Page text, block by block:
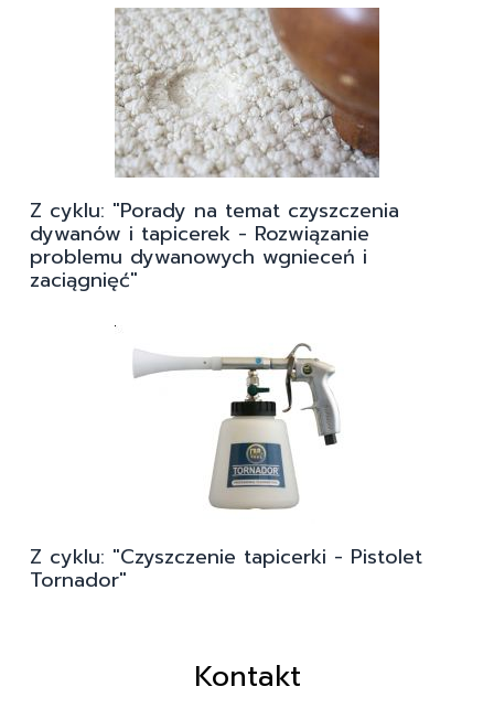
Z cyklu: "Porady na temat czyszczenia
dywanów i tapicerek - Rozwiązanie
problemu dywanowych wgnieceń i
zaciągnięć"
Z cyklu: "Czyszczenie tapicerki - Pistolet
Tornador"
Kontakt